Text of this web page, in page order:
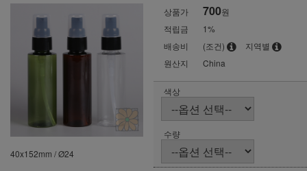
40x152mm / Ø24
상품가 700원
적립금
1%
배송비
(조건)
지역별
원산지
China
색상
수량